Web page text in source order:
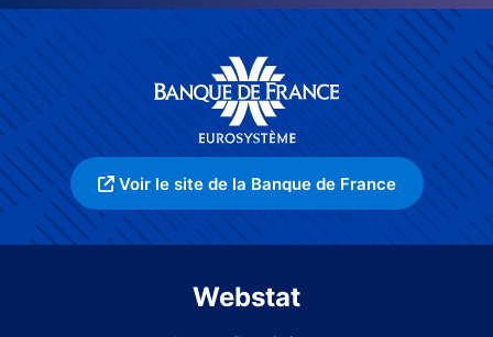
Voir le site de la Banque de France
Webstat